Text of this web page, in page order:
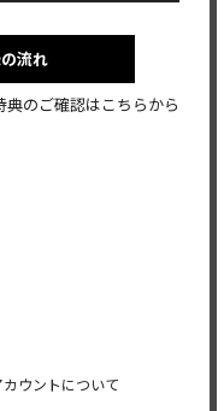
流れ
典のご確認はこちらから
カウントについて